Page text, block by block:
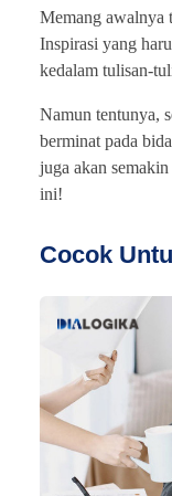
Memang awalnya
Inspirasi yang
kedalam tulisan-
Namun tentunya,
berminat pada
juga akan
ini!
Cocok